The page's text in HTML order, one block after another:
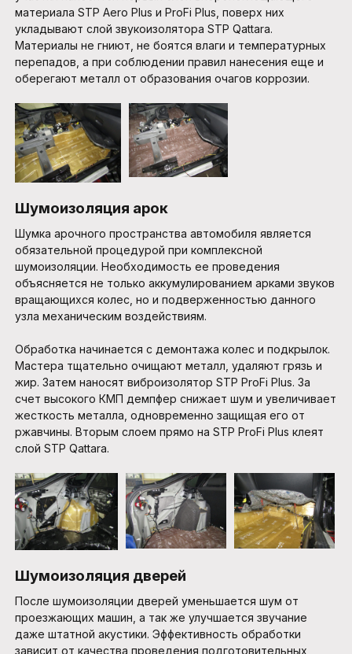
материала STP Aero Plus и ProFi Plus, поверх них
укладывают слой звукоизолятора STP Qattara.
Материалы не гниют, не боятся влаги и температурных
перепадов, а при соблюдении правил нанесения еще и
оберегают металл от образования очагов коррозии.
Шумоизоляция арок
Шумка арочного пространства автомобиля является
обязательной процедурой при комплексной
шумоизоляции. Необходимость ее проведения
объясняется не только аккумулированием арками звуков
вращающихся колес, но и подверженностью данного
узла механическим воздействиям.
Обработка начинается с демонтажа колес и подкрылок.
Мастера тщательно очищают металл, удаляют грязь и
жир. Затем наносят виброизолятор STP ProFi Plus. За
счет высокого КМП демпфер снижает шум и увеличивает
жесткость металла, одновременно защищая его от
ржавчины. Вторым слоем прямо на STP ProFi Plus клеят
слой STP Qattara.
Шумоизоляция дверей
После шумоизоляции дверей уменьшается шум от
проезжающих машин, а так же улучшается звучание
даже штатной акустики. Эффективность обработки
зависит от качества проведения подготовительных